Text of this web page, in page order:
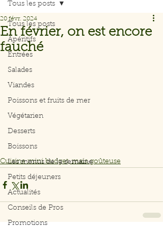
Tous les posts
Apéritifs
Entrées
Salades
Viandes
Poissons et fruits de mer
Végétarien
Desserts
Boissons
Les menus de la semaine
Petits déjeuners
Actualités
Conseils de Pros
Promotions
Tous les posts
En février, on est encore
fauché
20 févr. 2024
Cuisine mini budget, mais goûteuse